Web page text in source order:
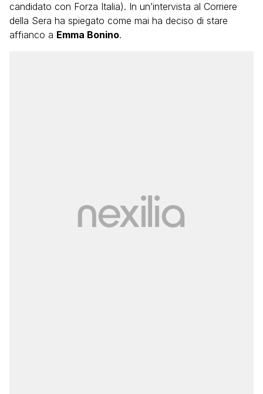
candidato con Forza Italia). In un’intervista al Corriere
della Sera ha spiegato come mai ha deciso di stare
affianco a Emma Bonino.